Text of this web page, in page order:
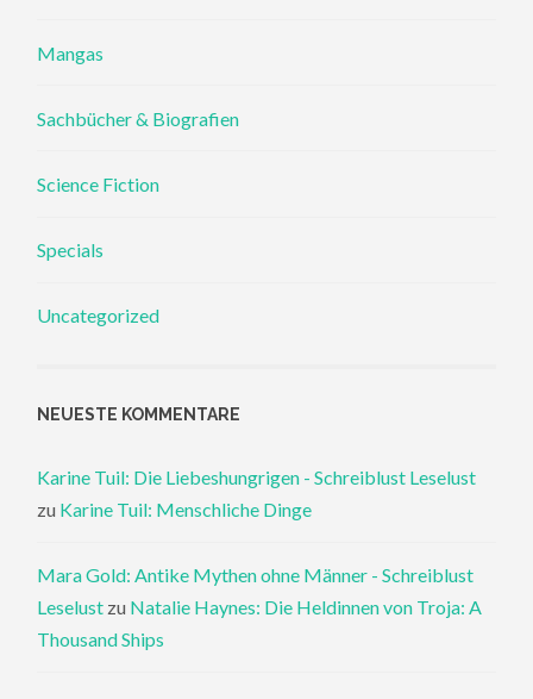
Mangas
Sachbücher & Biografien
Science Fiction
Specials
Uncategorized
NEUESTE KOMMENTARE
Karine Tuil: Die Liebeshungrigen - Schreiblust Leselust
zu Karine Tuil: Menschliche Dinge
Mara Gold: Antike Mythen ohne Männer - Schreiblust
Leselust zu Natalie Haynes: Die Heldinnen von Troja: A
Thousand Ships